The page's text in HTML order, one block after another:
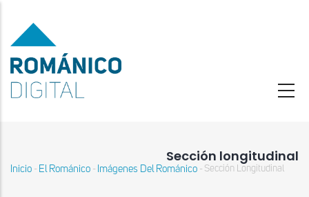
contenido
principal
Sección longitudinal
Sobrescribir
Inicio - El Románico - Imágenes Del Románico - Sección Longitudinal